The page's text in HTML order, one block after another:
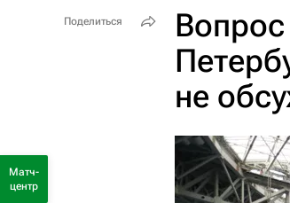
не
Поделиться
Матч-
центр